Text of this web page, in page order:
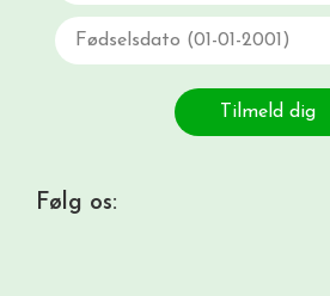
Fødselsdato
Tilmeld dig
Følg os: